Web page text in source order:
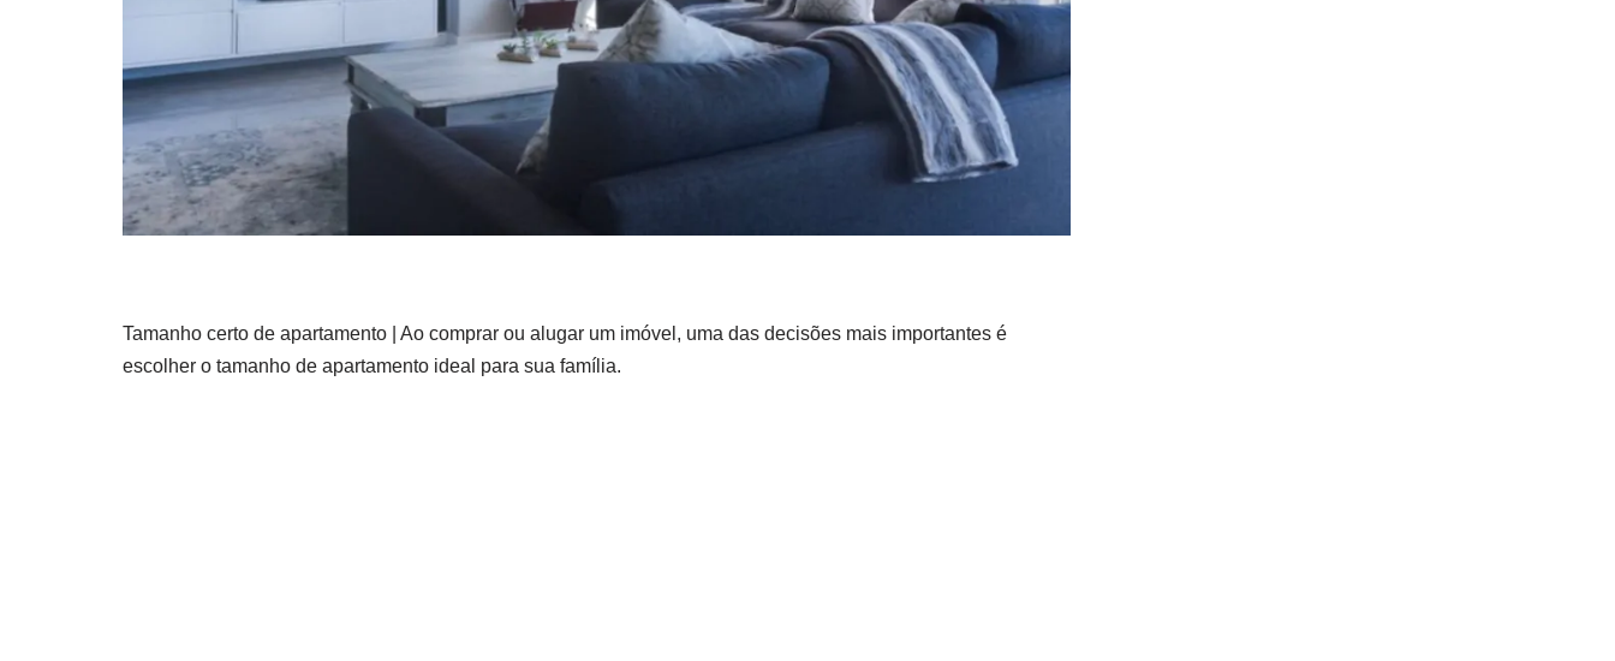
Tamanho certo de apartamento | Ao comprar ou alugar um imóvel, uma das decisões mais importantes é
escolher o tamanho de apartamento ideal para sua família.